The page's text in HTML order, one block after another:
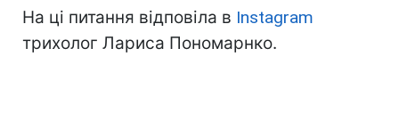
На ці питання відповіла в Instagram
трихолог Лариса Пономарнко.